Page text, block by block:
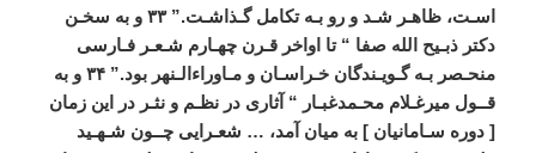
اسـت، ظاهـر شـد و رو بـه تکامل گـذاشـت.”۳۳ و به سخـن
دکتر ذبـيح الله صفا “تا اواخر قـرن چهـارم شـعـر فـارسی
منحـصر بـه گـويـندگان خـراسـان و مـاوراءالـنهر بود.”۳۴ و به
قــول ميرغـلام محـمدغبـار “ آثاری در نظـم و نثـر در اين زمان
[دوره سـامانيان ]به ميان آمد، … شعـرايی چــون شـهـيد